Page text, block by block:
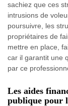
sachiez que ces
intrusions de
poursuivre, les
propriétaires de
mettre en place,
car il garantit une
par ce
Les aides
publique pour